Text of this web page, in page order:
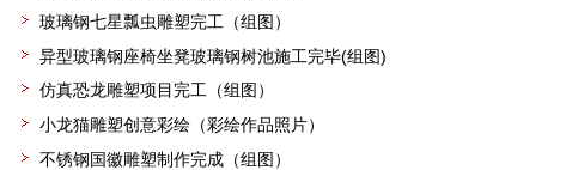
玻璃钢七星瓢虫雕塑完工（组图）
异型玻璃钢座椅坐凳玻璃钢树池施工完毕(组图)
仿真恐龙雕塑项目完工（组图）
小龙猫雕塑创意彩绘（彩绘作品照片）
不锈钢国徽雕塑制作完成（组图）